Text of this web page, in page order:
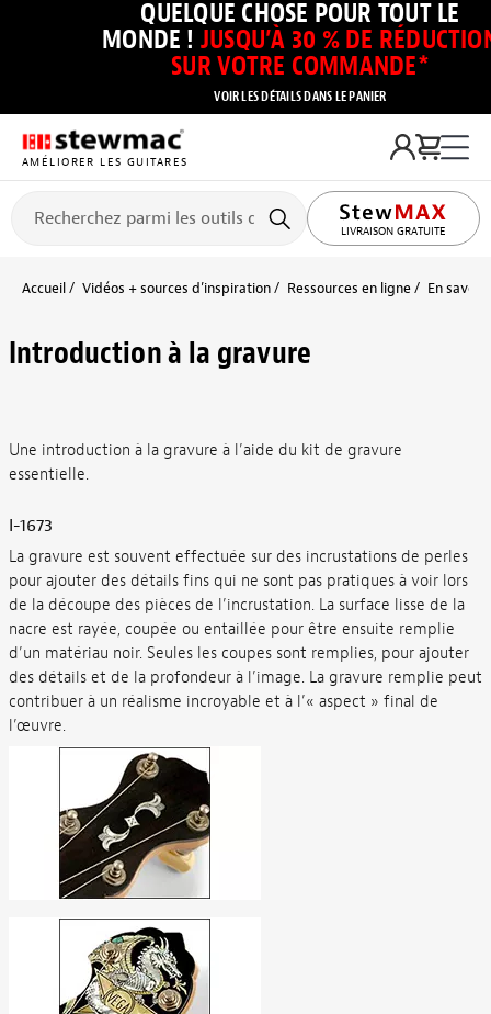
QUELQUE CHOSE POUR TOUT LE
MONDE ! JUSQU’À 30 % DE
SUR VOTRE COMMANDE*
VOIR LES DÉTAILS DANS LE PANIER
AMÉLIORER LES GUITARES
LIVRAISON GRATUITE
Accueil Vidéos + sources d’inspiration Ressources en ligne En
Introduction à la gravure
Une introduction à la gravure à l’aide du kit de gravure
essentielle.
I-1673
La gravure est souvent effectuée sur des incrustations de perles
pour ajouter des détails fins qui ne sont pas pratiques à voir lors
de la découpe des pièces de l’incrustation. La surface lisse de la
nacre est rayée, coupée ou entaillée pour être ensuite remplie
d’un matériau noir. Seules les coupes sont remplies, pour ajouter
des détails et de la profondeur à l’image. La gravure remplie peut
contribuer à un réalisme incroyable et à l’« aspect » final de
l’œuvre.